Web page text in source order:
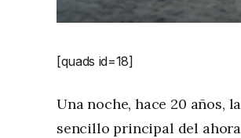
[quads id=18]
Una noche, hace 20 años,
sencillo principal del